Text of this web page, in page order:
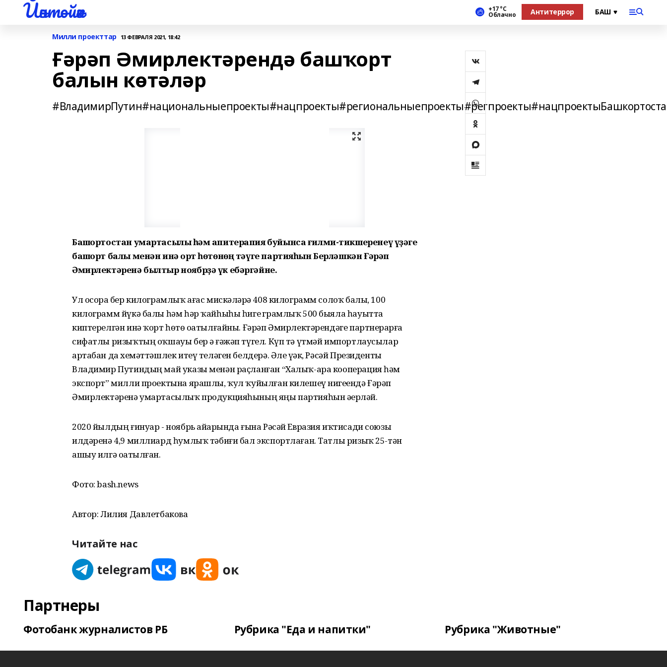
Йәнтөйәк +17 °С
Облачно Антитеррор
Милли проекттар 13 ФЕВРАЛЯ 2021, 18:42
Ғәрәп Әмирлектәрендә башҡорт
балын көтәләр
Башҡортостан умартасылыҡ һәм апитерапия буйынса ғилми-тикшеренеү үҙәге
башҡорт балы менән инә ҡорт һөтөнөң тәүге партияһын Берләшкән Ғәрәп
Әмирлектәренә былтыр ноябрҙә үк ебәргәйне.
Ул осорҙа бер килограмлыҡ ағас мискәләрҙә 408 килограмм солоҡ балы, 100
килограмм йүкә балы һәм һәр ҡайһыһы һигеҙ грамлыҡ 500 быяла һауытта
киптерелгән инә ҡорт һөтө оҙатылғайны. Ғәрәп Әмирлектәрендәге партнерҙарға
сифатлы ризыҡтың оҡшауы бер ҙә ғәжәп түгел. Күп тә үтмәй импортлаусылар
артабан да хеҙмәттәшлек итеү теләген белдерә. Әле үҙәк, Рәсәй Президенты
Владимир Путиндың май указы менән раҫланған “Халыҡ-ара кооперация һәм
экспорт” милли проектына ярашлы, ҡул ҡуйылған килешеү нигеҙендә Ғәрәп
Әмирлектәренә умартасылыҡ продукцияһының яңы партияһын әҙерләй.
2020 йылдың ғинуар - ноябрь айҙарында ғына Рәсәй Евразия иҡтисади союзы
илдәренә 4,9 миллиард һумлыҡ тәбиғи бал экспортлаған. Татлы ризыҡ 25-тән
ашыу илгә оҙатылған.
Фото: bash.news
Автор: Лилия Давлетбакова
Читайте нас
Партнеры
Фотобанк журналистов РБ Рубрика "Еда и напитки" Рубрика "Животные"